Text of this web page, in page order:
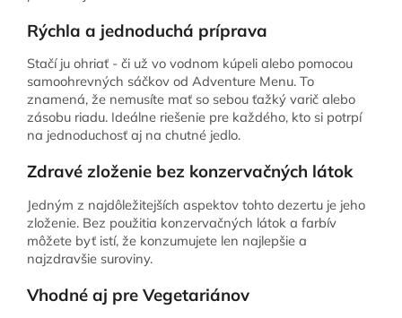
Rýchla a jednoduchá príprava
Stačí ju ohriať - či už vo vodnom kúpeli alebo pomocou
samoohrevných sáčkov od Adventure Menu. To
znamená, že nemusíte mať so sebou ťažký varič alebo
zásobu riadu. Ideálne riešenie pre každého, kto si potrpí
na jednoduchosť aj na chutné jedlo.
Zdravé zloženie bez konzervačných látok
Jedným z najdôležitejších aspektov tohto dezertu je jeho
zloženie. Bez použitia konzervačných látok a farbív
môžete byť istí, že konzumujete len najlepšie a
najzdravšie suroviny.
Vhodné aj pre Vegetariánov